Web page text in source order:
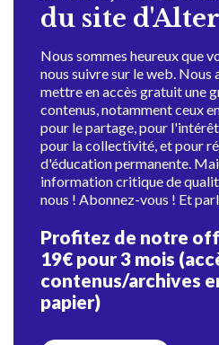
du site
Nous sommes heureux que
nous suivre sur le web. Nous
mettre en accès gratuit une
contenus, notamment ceux
pour le partage, pour
pour la collectivité, et pour
d'éducation permanente.
information critique de
nous ! Abonnez-vous ! Et
Profitez de notre
19€ pour 3 mois
contenus/archives
papier)